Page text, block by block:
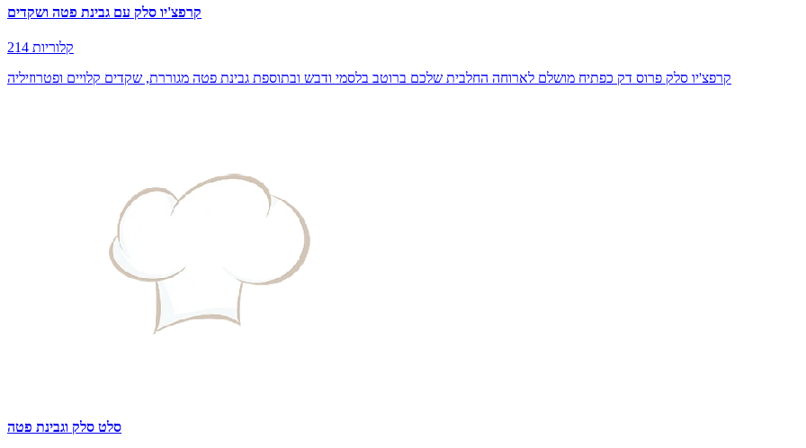
קרפצ'יו סלק עם גבינת פטה ושקדים
214 קלוריות
קרפצ'יו סלק פרוס דק כפתיח מושלם לארוחה החלבית שלכם ברוטב בלסמי ודבש ובתוספת גבינת פטה מגוררת, שקדים קלויים ופטרוזיליה
סלט סלק וגבינת פטה